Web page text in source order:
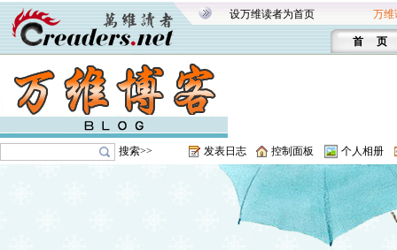
设万维读者为首页 万维
首 页
搜索>> 发表日志 控制面板 个人相册